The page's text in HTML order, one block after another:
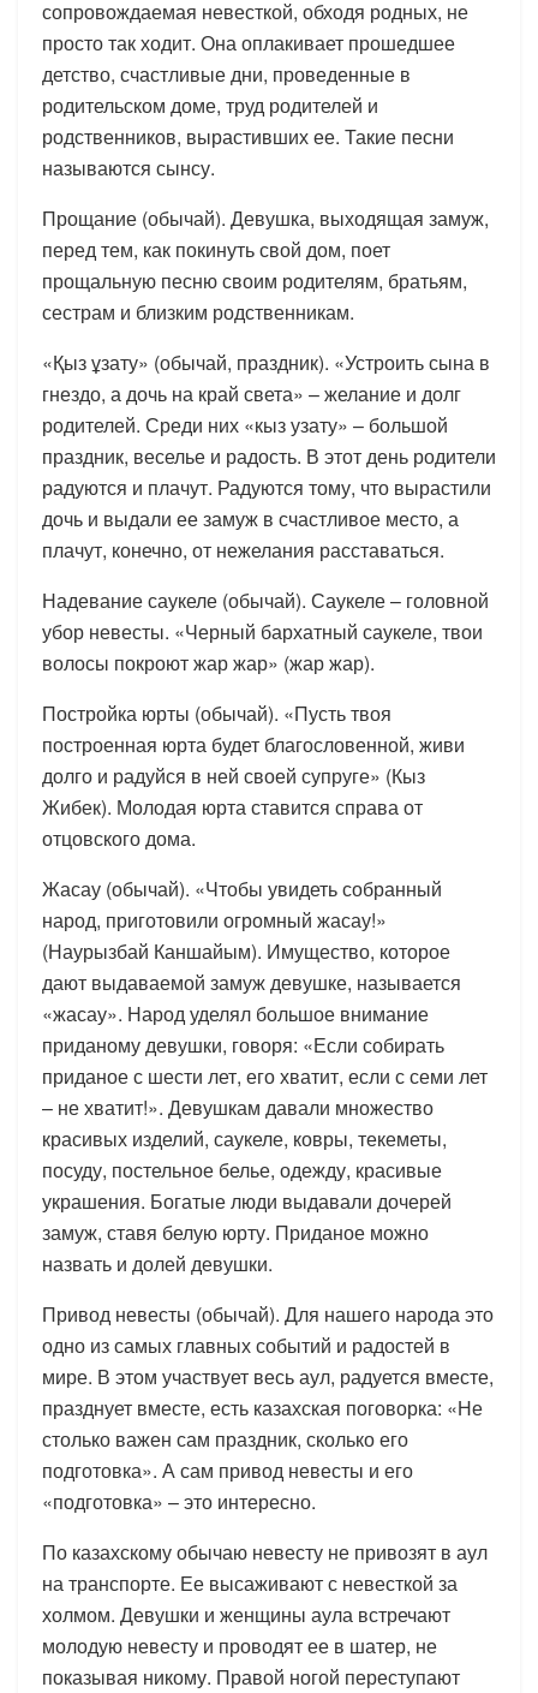
сопровождаемая невесткой, обходя родных, не
просто так ходит. Она оплакивает прошедшее
детство, счастливые дни, проведенные в
родительском доме, труд родителей и
родственников, вырастивших ее. Такие песни
называются сынсу.
Прощание (обычай). Девушка, выходящая замуж,
перед тем, как покинуть свой дом, поет
прощальную песню своим родителям, братьям,
сестрам и близким родственникам.
«Қыз ұзату» (обычай, праздник). «Устроить сына в
гнездо, а дочь на край света» – желание и долг
родителей. Среди них «кыз узату» – большой
праздник, веселье и радость. В этот день родители
радуются и плачут. Радуются тому, что вырастили
дочь и выдали ее замуж в счастливое место, а
плачут, конечно, от нежелания расставаться.
Надевание саукеле (обычай). Саукеле – головной
убор невесты. «Черный бархатный саукеле, твои
волосы покроют жар жар» (жар жар).
Постройка юрты (обычай). «Пусть твоя
построенная юрта будет благословенной, живи
долго и радуйся в ней своей супруге» (Кыз
Жибек). Молодая юрта ставится справа от
отцовского дома.
Жасау (обычай). «Чтобы увидеть собранный
народ, приготовили огромный жасау!»
(Наурызбай Каншайым). Имущество, которое
дают выдаваемой замуж девушке, называется
«жасау». Народ уделял большое внимание
приданому девушки, говоря: «Если собирать
приданое с шести лет, его хватит, если с семи лет
– не хватит!». Девушкам давали множество
красивых изделий, саукеле, ковры, текеметы,
посуду, постельное белье, одежду, красивые
украшения. Богатые люди выдавали дочерей
замуж, ставя белую юрту. Приданое можно
назвать и долей девушки.
Привод невесты (обычай). Для нашего народа это
одно из самых главных событий и радостей в
мире. В этом участвует весь аул, радуется вместе,
празднует вместе, есть казахская поговорка: «Не
столько важен сам праздник, сколько его
подготовка». А сам привод невесты и его
«подготовка» – это интересно.
По казахскому обычаю невесту не привозят в аул
на транспорте. Ее высаживают с невесткой за
холмом. Девушки и женщины аула встречают
молодую невесту и проводят ее в шатер, не
показывая никому. Правой ногой переступают